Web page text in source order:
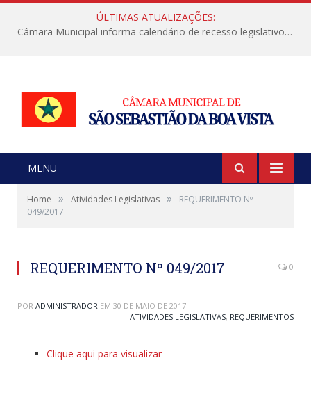
ÚLTIMAS ATUALIZAÇÕES:
Câmara Municipal informa calendário de recesso legislativo de julho
MENU
Home » Atividades Legislativas »
REQUERIMENTO Nº
049/2017
REQUERIMENTO Nº 049/2017 0
POR ADMINISTRADOR EM 30 DE MAIO DE 2017
ATIVIDADES LEGISLATIVAS, REQUERIMENTOS
Clique aqui para visualizar